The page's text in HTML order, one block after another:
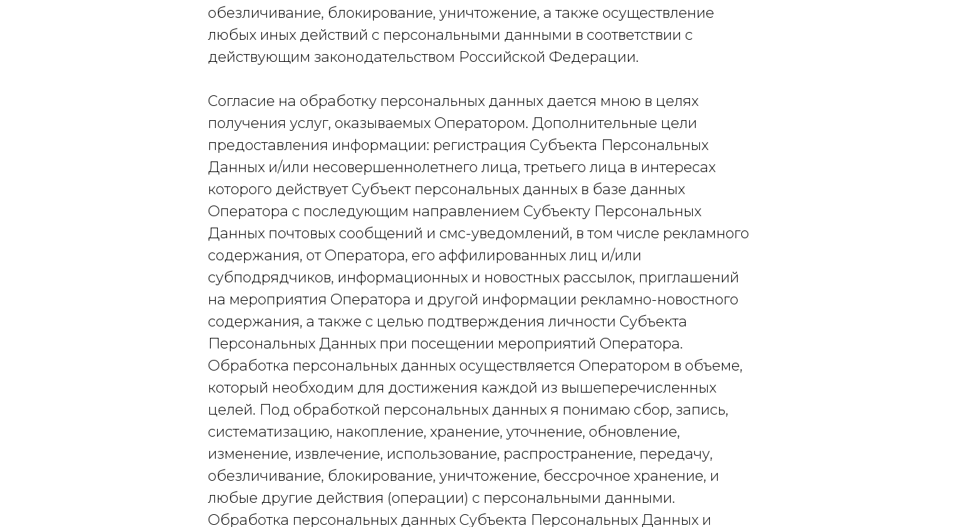
обезличивание, блокирование, уничтожение, а также осуществление
любых иных действий с персональными данными в соответствии с
действующим законодательством Российской Федерации.
Согласие на обработку персональных данных дается мною в целях
получения услуг, оказываемых Оператором. Дополнительные цели
предоставления информации: регистрация Субъекта Персональных
Данных и/или несовершеннолетнего лица, третьего лица в интересах
которого действует Субъект персональных данных в базе данных
Оператора с последующим направлением Субъекту Персональных
Данных почтовых сообщений и смс-уведомлений, в том числе рекламного
содержания, от Оператора, его аффилированных лиц и/или
субподрядчиков, информационных и новостных рассылок, приглашений
на мероприятия Оператора и другой информации рекламно-новостного
содержания, а также с целью подтверждения личности Субъекта
Персональных Данных при посещении мероприятий Оператора.
Обработка персональных данных осуществляется Оператором в объеме,
который необходим для достижения каждой из вышеперечисленных
целей. Под обработкой персональных данных я понимаю сбор, запись,
систематизацию, накопление, хранение, уточнение, обновление,
изменение, извлечение, использование, распространение, передачу,
обезличивание, блокирование, уничтожение, бессрочное хранение, и
любые другие действия (операции) с персональными данными.
Обработка персональных данных Субъекта Персональных Данных и